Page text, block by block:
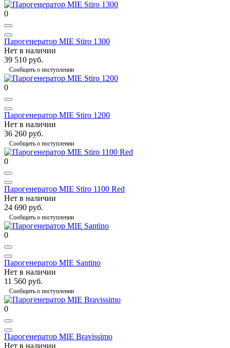
0
Парогенератор MIE Stiro 1300
Нет в наличии
39 510 руб.
Сообщить о поступлении
0
Парогенератор MIE Stiro 1200
Нет в наличии
36 260 руб.
Сообщить о поступлении
0
Парогенератор MIE Stiro 1100 Red
Нет в наличии
24 690 руб.
Сообщить о поступлении
0
Парогенератор MIE Santino
Нет в наличии
11 560 руб.
Сообщить о поступлении
0
Парогенератор MIE Bravissimo
Нет в наличии